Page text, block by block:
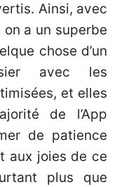
Ainsi, avec
a un superbe
chose d’un
avec les
et elles
de l’App
de patience
aux joies de ce
plus que